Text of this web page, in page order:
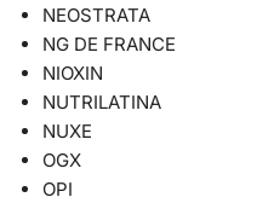
NEOSTRATA
NG DE FRANCE
NIOXIN
NUTRILATINA
NUXE
OGX
OPI